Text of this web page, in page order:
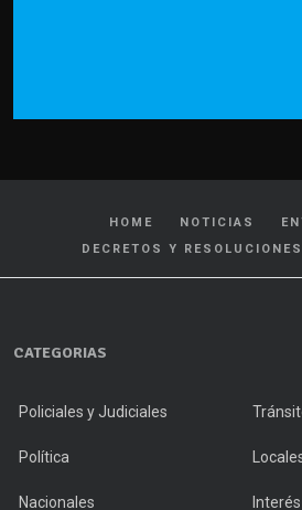
HOME NOTICIAS
DECRETOS Y RESOLUCIONES
CATEGORIAS
Policiales y Judiciales
Política
Nacionales